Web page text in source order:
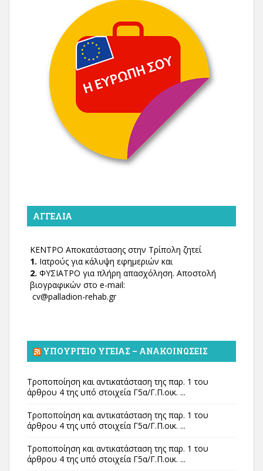
ΑΓΓΕΛΊΑ
ΚΕΝΤΡΟ Αποκατάστασης στην Τρίπολη ζητεί
1. Ιατρούς για κάλυψη εφημεριών και
2. ΦΥΣΙΑΤΡΟ για πλήρη απασχόληση. Αποστολή
βιογραφικών στο e-mail:
cv@palladion-rehab.gr
ΥΠΟΥΡΓΕΊΟ ΥΓΕΊΑΣ – ΑΝΑΚΟΙΝΏΣΕΙΣ
Τροποποίηση και αντικατάσταση της παρ. 1 του
άρθρου 4 της υπό στοιχεία Γ5α/Γ.Π.οικ. ...
Τροποποίηση και αντικατάσταση της παρ. 1 του
άρθρου 4 της υπό στοιχεία Γ5α/Γ.Π.οικ. ...
Τροποποίηση και αντικατάσταση της παρ. 1 του
άρθρου 4 της υπό στοιχεία Γ5α/Γ.Π.οικ. ...